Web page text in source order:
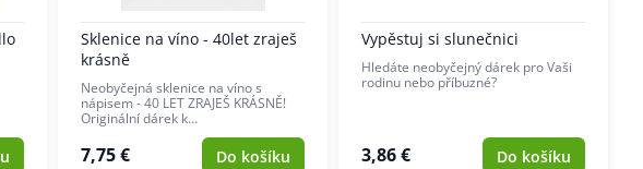
Sklenice na víno - 40let zraješ
krásně
Neobyčejná sklenice na víno s
nápisem - 40 LET ZRAJEŠ KRÁSNĚ!
Originální dárek k…
7,75 € Do košíku
Vypěstuj si slunečnici
Hledáte neobyčejný dárek pro Vaši
rodinu nebo příbuzné?
3,86 € Do košíku